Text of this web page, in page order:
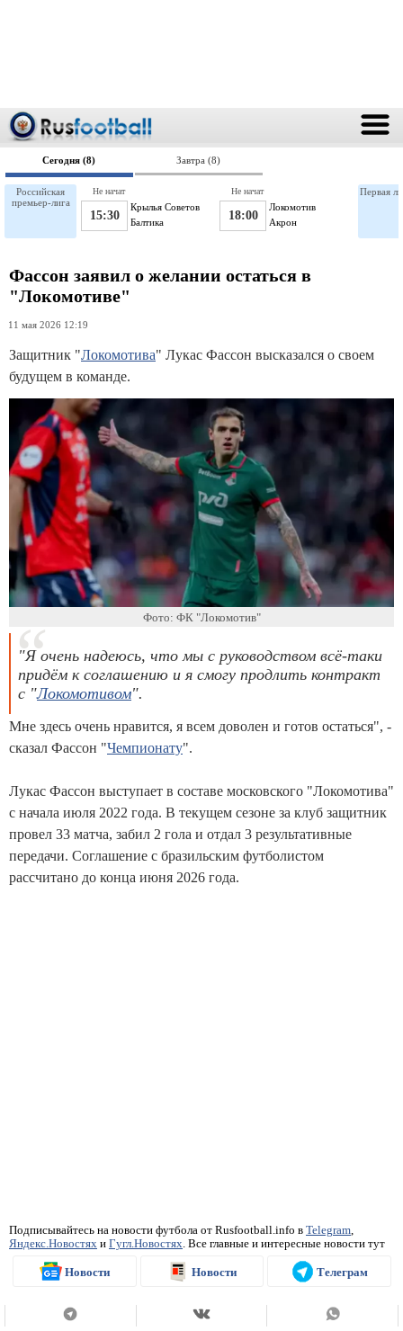
Сегодня (8) Завтра (8)
Российская
премьер-лига
Крылья Советов
15:30 Балтика
Не начат
Локомотив
18:00 Акрон
Не начат Первая
Фассон заявил о желании остаться в
"Локомотиве"
11 мая 2026 12:19
Защитник "Локомотива" Лукас Фассон высказался о своем
будущем в команде.
Фото: ФК "Локомотив"
"Я очень надеюсь, что мы с руководством всё-таки
придём к соглашению и я смогу продлить контракт
с "Локомотивом".
Мне здесь очень нравится, я всем доволен и готов остаться", -
сказал Фассон "Чемпионату".
Лукас Фассон выступает в составе московского "Локомотива"
с начала июля 2022 года. В текущем сезоне за клуб защитник
провел 33 матча, забил 2 гола и отдал 3 результативные
передачи. Соглашение с бразильским футболистом
рассчитано до конца июня 2026 года.
Подписывайтесь на новости футбола от Rusfootball.info в Telegram
Яндекс.Новостях и Гугл.Новостях . Все главные и интересные новости тут
Новости Новости Телеграм